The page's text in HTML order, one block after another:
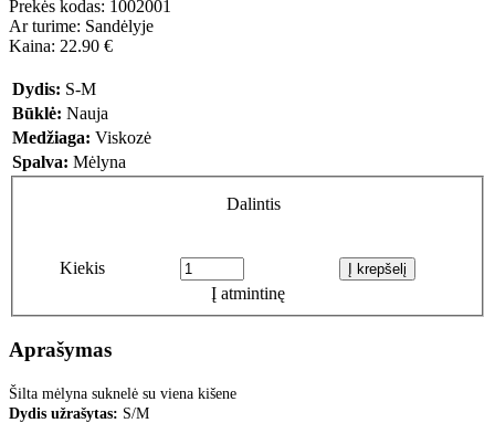
Prekės kodas: 1002001
Ar turime: Sandėlyje
Kaina: 22.90 €
Dydis: S-M
Būklė: Nauja
Medžiaga: Viskozė
Spalva: Mėlyna
Dalintis
Kiekis
Į atmintinę
Aprašymas
Šilta mėlyna suknelė su viena kišene
Dydis užrašytas: S/M